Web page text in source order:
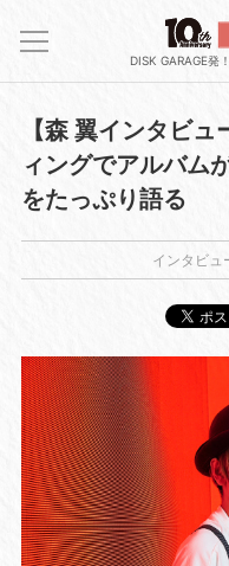
DISK GARAGE発
【森 翼インタビ
ィングでアルバム
をたっぷり語る
インタビュ